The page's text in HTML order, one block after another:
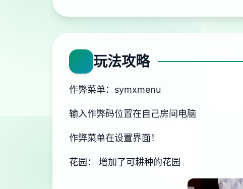
玩法攻略
作弊菜单：symxmenu
输入作弊码位置在自己房间电脑
作弊菜单在设置界面！
花园： 增加了可耕种的花园